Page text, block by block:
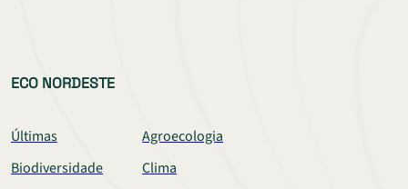
ECO NORDESTE
Últimas
Agroecologia
Biodiversidade
Clima